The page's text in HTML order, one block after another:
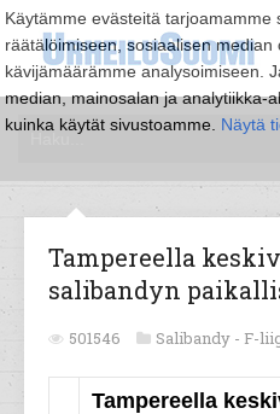
Käytämme evästeitä tarjoamamme
räätälöimiseen, sosiaalisen
kävijämäärämme analysoimiseen.
median, mainosalan ja analytiikka-
kuinka käytät sivustoamme. Näytä
Tampereella
salibandyn
501546 Salibandy - F-
Tampereella